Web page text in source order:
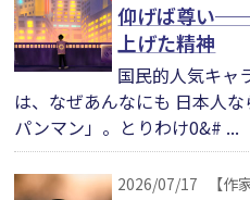
仰げば尊い──
上げた精神
国民的人気キャ
は、なぜあんなにも 日本人
パンマン」。とりわけ0&# ...
2026/07/17 【作